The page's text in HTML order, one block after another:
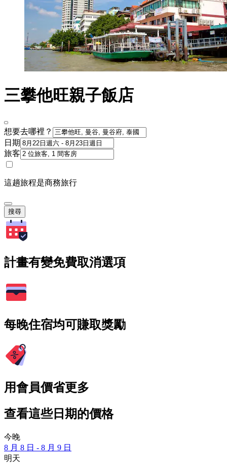
三攀他旺親子飯店
想要去哪裡？
日期
旅客
這趟旅程是商務旅行
搜尋
計畫有變免費取消選項
每晚住宿均可賺取獎勵
用會員價省更多
查看這些日期的價格
今晚
8 月 8 日 - 8 月 9 日
明天